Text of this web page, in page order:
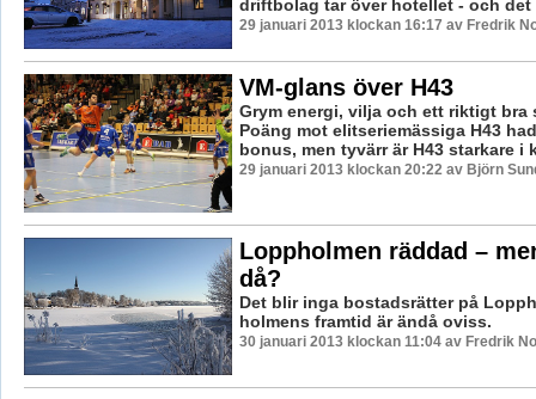
driftbolag tar över hotellet - och det
29 januari 2013 klockan 16:17 av Fredrik
VM-glans över H43
Grym energi, vilja och ett riktigt bra
Poäng mot elitseriemässiga H43
bonus, men tyvärr är H43 starkare i
29 januari 2013 klockan 20:22 av Björn
Loppholmen räddad –
då?
Det blir inga bostadsrätter på
holmens framtid är ändå oviss.
30 januari 2013 klockan 11:04 av Fredrik